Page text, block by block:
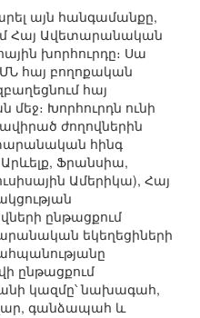
այն հանգամանքը,
Հայ Ավետարանական
խորհուրդը։ Սա
հայ բողոքական
հայ
Խորհուրդն ունի
ժողովներին
հինգ
Արևելք, Ֆրանսիա,
Ամերիկա), Հայ
ընթացքում
եկեղեցիների
ընթացքում
կազմը՝ նախագահ,
գանձապահ և